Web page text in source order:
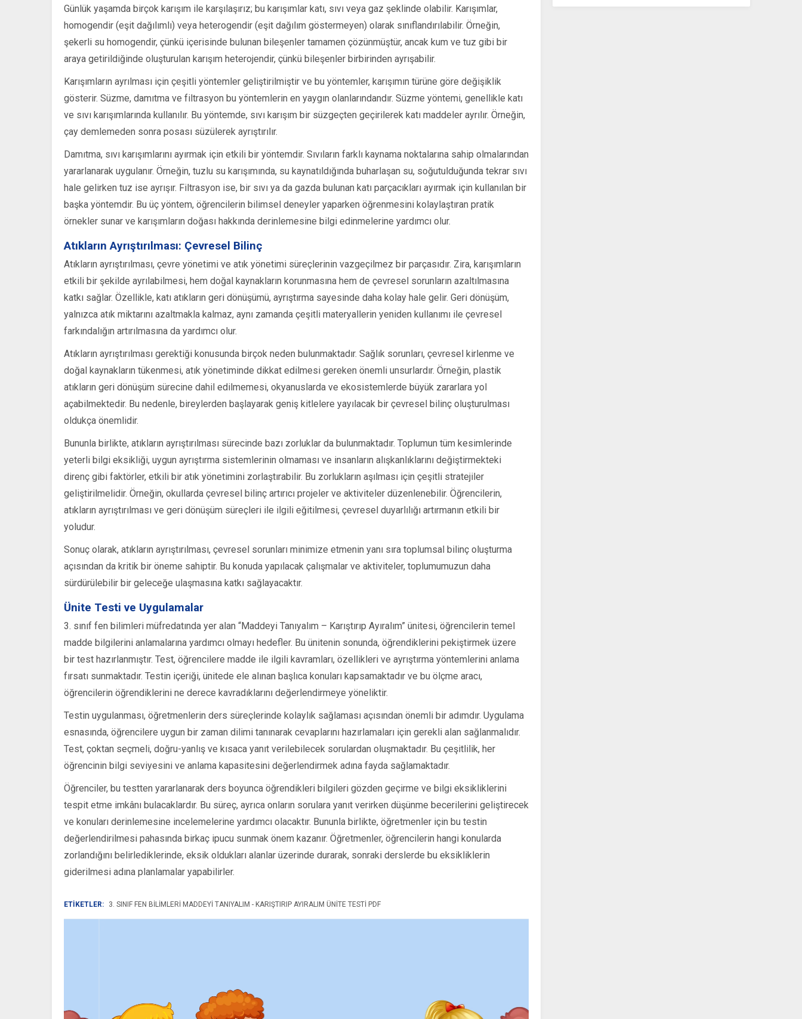
Günlük yaşamda birçok karışım ile karşılaşırız; bu karışımlar katı, sıvı veya gaz şeklinde olabilir. Karışımlar,
homogendir (eşit dağılımlı) veya heterogendir (eşit dağılım göstermeyen) olarak sınıflandırılabilir. Örneğin,
şekerli su homogendir, çünkü içerisinde bulunan bileşenler tamamen çözünmüştür, ancak kum ve tuz gibi bir
araya getirildiğinde oluşturulan karışım heterojendir, çünkü bileşenler birbirinden ayrışabilir.
Karışımların ayrılması için çeşitli yöntemler geliştirilmiştir ve bu yöntemler, karışımın türüne göre değişiklik
gösterir. Süzme, damıtma ve filtrasyon bu yöntemlerin en yaygın olanlarındandır. Süzme yöntemi, genellikle katı
ve sıvı karışımlarında kullanılır. Bu yöntemde, sıvı karışım bir süzgeçten geçirilerek katı maddeler ayrılır. Örneğin,
çay demlemeden sonra posası süzülerek ayrıştırılır.
Damıtma, sıvı karışımlarını ayırmak için etkili bir yöntemdir. Sıvıların farklı kaynama noktalarına sahip olmalarından
yararlanarak uygulanır. Örneğin, tuzlu su karışımında, su kaynatıldığında buharlaşan su, soğutulduğunda tekrar sıvı
hale gelirken tuz ise ayrışır. Filtrasyon ise, bir sıvı ya da gazda bulunan katı parçacıkları ayırmak için kullanılan bir
başka yöntemdir. Bu üç yöntem, öğrencilerin bilimsel deneyler yaparken öğrenmesini kolaylaştıran pratik
örnekler sunar ve karışımların doğası hakkında derinlemesine bilgi edinmelerine yardımcı olur.
Atıkların Ayrıştırılması: Çevresel Bilinç
Atıkların ayrıştırılması, çevre yönetimi ve atık yönetimi süreçlerinin vazgeçilmez bir parçasıdır. Zira, karışımların
etkili bir şekilde ayrılabilmesi, hem doğal kaynakların korunmasına hem de çevresel sorunların azaltılmasına
katkı sağlar. Özellikle, katı atıkların geri dönüşümü, ayrıştırma sayesinde daha kolay hale gelir. Geri dönüşüm,
yalnızca atık miktarını azaltmakla kalmaz, aynı zamanda çeşitli materyallerin yeniden kullanımı ile çevresel
farkındalığın artırılmasına da yardımcı olur.
Atıkların ayrıştırılması gerektiği konusunda birçok neden bulunmaktadır. Sağlık sorunları, çevresel kirlenme ve
doğal kaynakların tükenmesi, atık yönetiminde dikkat edilmesi gereken önemli unsurlardır. Örneğin, plastik
atıkların geri dönüşüm sürecine dahil edilmemesi, okyanuslarda ve ekosistemlerde büyük zararlara yol
açabilmektedir. Bu nedenle, bireylerden başlayarak geniş kitlelere yayılacak bir çevresel bilinç oluşturulması
oldukça önemlidir.
Bununla birlikte, atıkların ayrıştırılması sürecinde bazı zorluklar da bulunmaktadır. Toplumun tüm kesimlerinde
yeterli bilgi eksikliği, uygun ayrıştırma sistemlerinin olmaması ve insanların alışkanlıklarını değiştirmekteki
direnç gibi faktörler, etkili bir atık yönetimini zorlaştırabilir. Bu zorlukların aşılması için çeşitli stratejiler
geliştirilmelidir. Örneğin, okullarda çevresel bilinç artırıcı projeler ve aktiviteler düzenlenebilir. Öğrencilerin,
atıkların ayrıştırılması ve geri dönüşüm süreçleri ile ilgili eğitilmesi, çevresel duyarlılığı artırmanın etkili bir
yoludur.
Sonuç olarak, atıkların ayrıştırılması, çevresel sorunları minimize etmenin yanı sıra toplumsal bilinç oluşturma
açısından da kritik bir öneme sahiptir. Bu konuda yapılacak çalışmalar ve aktiviteler, toplumumuzun daha
sürdürülebilir bir geleceğe ulaşmasına katkı sağlayacaktır.
Ünite Testi ve Uygulamalar
3. sınıf fen bilimleri müfredatında yer alan “Maddeyi Tanıyalım – Karıştırıp Ayıralım” ünitesi, öğrencilerin temel
madde bilgilerini anlamalarına yardımcı olmayı hedefler. Bu ünitenin sonunda, öğrendiklerini pekiştirmek üzere
bir test hazırlanmıştır. Test, öğrencilere madde ile ilgili kavramları, özellikleri ve ayrıştırma yöntemlerini anlama
fırsatı sunmaktadır. Testin içeriği, ünitede ele alınan başlıca konuları kapsamaktadır ve bu ölçme aracı,
öğrencilerin öğrendiklerini ne derece kavradıklarını değerlendirmeye yöneliktir.
Testin uygulanması, öğretmenlerin ders süreçlerinde kolaylık sağlaması açısından önemli bir adımdır. Uygulama
esnasında, öğrencilere uygun bir zaman dilimi tanınarak cevaplarını hazırlamaları için gerekli alan sağlanmalıdır.
Test, çoktan seçmeli, doğru-yanlış ve kısaca yanıt verilebilecek sorulardan oluşmaktadır. Bu çeşitlilik, her
öğrencinin bilgi seviyesini ve anlama kapasitesini değerlendirmek adına fayda sağlamaktadır.
Öğrenciler, bu testten yararlanarak ders boyunca öğrendikleri bilgileri gözden geçirme ve bilgi eksikliklerini
tespit etme imkânı bulacaklardır. Bu süreç, ayrıca onların sorulara yanıt verirken düşünme becerilerini geliştirecek
ve konuları derinlemesine incelemelerine yardımcı olacaktır. Bununla birlikte, öğretmenler için bu testin
değerlendirilmesi pahasında birkaç ipucu sunmak önem kazanır. Öğretmenler, öğrencilerin hangi konularda
zorlandığını belirlediklerinde, eksik oldukları alanlar üzerinde durarak, sonraki derslerde bu eksikliklerin
giderilmesi adına planlamalar yapabilirler.
ETİKETLER: 3. SINIF FEN BILIMLERI MADDEYI TANIYALIM - KARIŞTIRIP AYIRALIM ÜNITE TESTI PDF